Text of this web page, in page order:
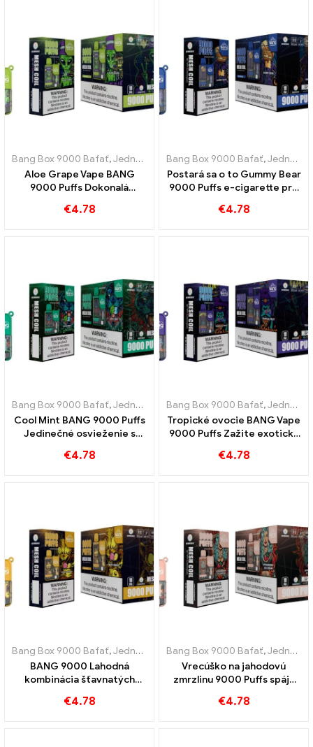
Bang Box 9000 Bafať,Jednorazové elektronické cigarety Švédsko
Aloe Grape Vape BANG
9000 Puffs Dokonalá
hrozna
€4.78
Bang Box 9000 Bafať,Jednorazové elektronické cigarety Švédsko
Postará sa o to Gummy Bear
9000 Puffs e-cigarette pre
plný ovocných chutí
€4.78
Bang Box 9000 Bafať,Jednorazové elektronické cigarety Švédsko
Cool Mint BANG 9000 Puffs
Jedinečné osvieženie s
€4.78
Bang Box 9000 Bafať,Jednorazové elektronické cigarety Švédsko
Tropické ovocie BANG Vape
9000 Puffs Zažite exotickú
€4.78
Bang Box 9000 Bafať,Jednorazové elektronické cigarety Švédsko
BANG 9000 Lahodná
kombinácia šťavnatých
manga broskyňa-mango
€4.78
Bang Box 9000 Bafať,Jednorazové elektronické cigarety Švédsko
Vrecúško na jahodovú
zmrzlinu 9000 Puffs spája
zmrzlinou
€4.78